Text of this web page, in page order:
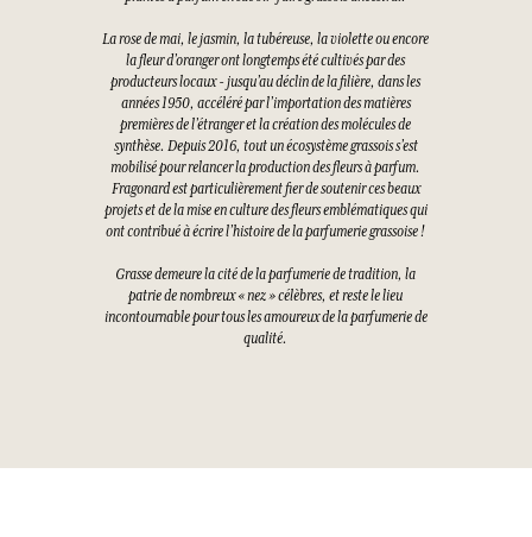
La rose de mai, le jasmin, la tubéreuse, la violette ou encore
la fleur d’oranger ont longtemps été cultivés par des
producteurs locaux - jusqu’au déclin de la filière, dans les
années 1950, accéléré par l’importation des matières
premières de l’étranger et la création des molécules de
synthèse. Depuis 2016, tout un écosystème grassois s’est
mobilisé pour relancer la production des fleurs à parfum.
Fragonard est particulièrement fier de soutenir ces beaux
projets et de la mise en culture des fleurs emblématiques qui
ont contribué à écrire l’histoire de la parfumerie grassoise !
Grasse demeure la cité de la parfumerie de tradition, la
patrie de nombreux « nez » célèbres, et reste le lieu
incontournable pour tous les amoureux de la parfumerie de
qualité.